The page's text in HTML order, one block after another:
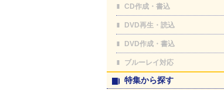
CD作成・書込
DVD再生・読込
DVD作成・書込
ブルーレイ対応
特集から探す